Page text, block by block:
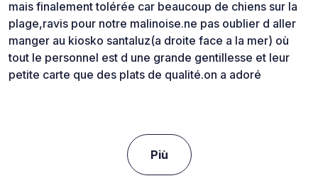
mais finalement tolérée car beaucoup de chiens sur la
plage,ravis pour notre malinoise.ne pas oublier d aller
manger au kiosko santaluz(a droite face a la mer) où
tout le personnel est d une grande gentillesse et leur
petite carte que des plats de qualité.on a adoré
Più